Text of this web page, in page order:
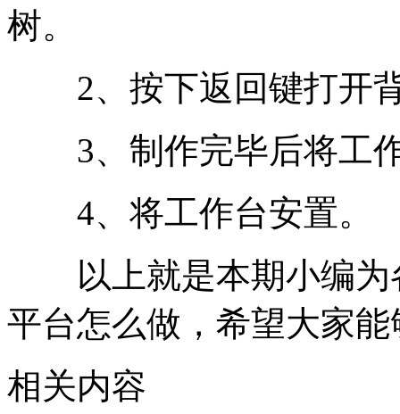
树。
2、按下返回键打开
3、制作完毕后将工作
4、将工作台安置。
以上就是本期小编为
平台怎么做，希望大家
相关内容